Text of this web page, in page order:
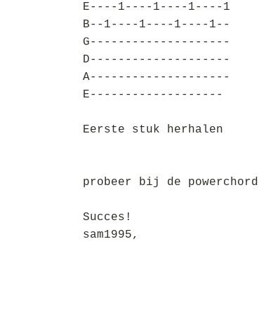
E----1----1----1----1
B--1----1----1----1--
G--------------------
D--------------------
A--------------------
E-------------------
Eerste stuk herhalen
probeer bij de
Succes!
sam1995,